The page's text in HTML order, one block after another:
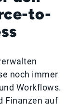
to-
noch immer
Workflows.
Finanzen auf